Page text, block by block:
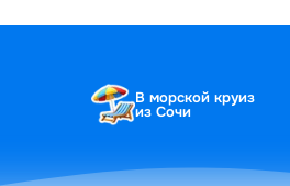
В морской круиз
из Сочи